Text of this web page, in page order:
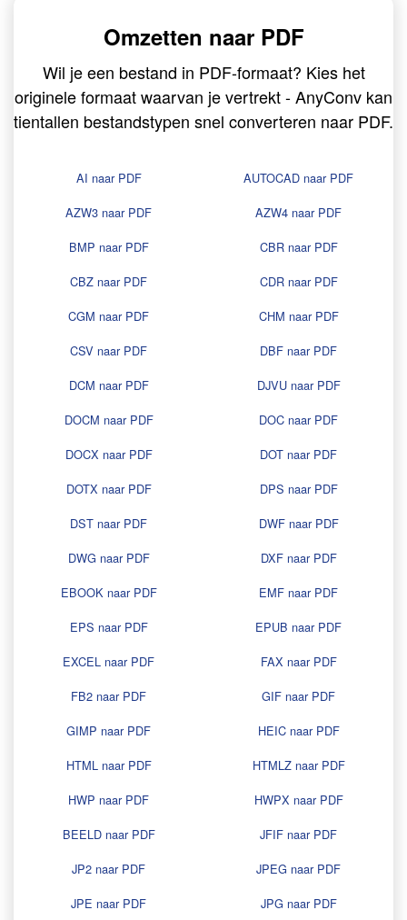
Omzetten naar PDF
Wil je een bestand in PDF-formaat? Kies het
originele formaat waarvan je vertrekt - AnyConv kan
tientallen bestandstypen snel converteren naar PDF.
AI naar PDF
AUTOCAD naar PDF
AZW3 naar PDF
AZW4 naar PDF
BMP naar PDF
CBR naar PDF
CBZ naar PDF
CDR naar PDF
CGM naar PDF
CHM naar PDF
CSV naar PDF
DBF naar PDF
DCM naar PDF
DJVU naar PDF
DOCM naar PDF
DOC naar PDF
DOCX naar PDF
DOT naar PDF
DOTX naar PDF
DPS naar PDF
DST naar PDF
DWF naar PDF
DWG naar PDF
DXF naar PDF
EBOOK naar PDF
EMF naar PDF
EPS naar PDF
EPUB naar PDF
EXCEL naar PDF
FAX naar PDF
FB2 naar PDF
GIF naar PDF
GIMP naar PDF
HEIC naar PDF
HTML naar PDF
HTMLZ naar PDF
HWP naar PDF
HWPX naar PDF
BEELD naar PDF
JFIF naar PDF
JP2 naar PDF
JPEG naar PDF
JPE naar PDF
JPG naar PDF